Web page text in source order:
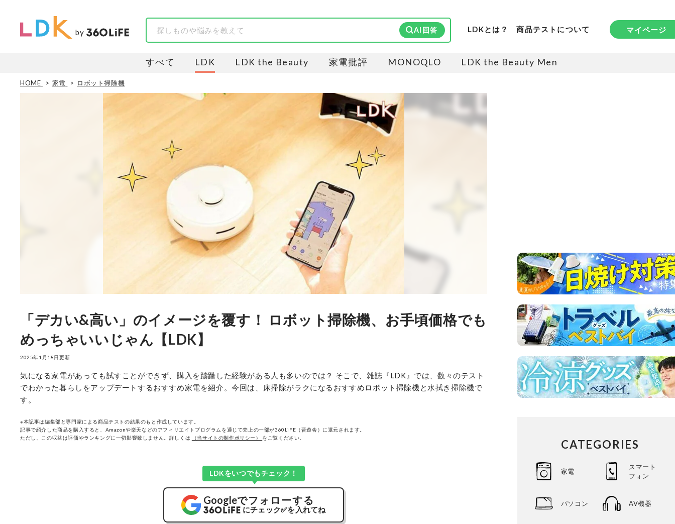
by AI回答 LDKとは？ 商品テストについて マイページ
すべて LDK LDK the Beauty 家電批評 MONOQLO LDK the Beauty Men
HOME 家電 ロボット掃除機
「デカい&高い」のイメージを覆す！ ロボット掃除機、お手頃価格でも
めっちゃいいじゃん【LDK】
2025年1月18日更新
気になる家電があっても試すことができず、購入を躊躇した経験がある人も多いのでは？ そこで、雑誌『LDK』では、数々のテスト
でわかった暮らしをアップデートするおすすめ家電を紹介。今回は、床掃除がラクになるおすすめロボット掃除機と水拭き掃除機で
す。
※本記事は編集部と専門家による商品テストの結果のもと作成しています。
記事で紹介した商品を購入すると、Amazonや楽天などのアフィリエイトプログラムを通じて売上の一部が360LiFE（晋遊舎）に還元されます。
ただし、この収益は評価やランキングに一切影響致しません。詳しくは
（当サイトの制作ポリシー） をご覧ください。
LDKをいつでもチェック！
Googleでフォローする
にチェック✅を入れてね
CATEGORIES
家電
スマート
フォン
パソコン AV機器